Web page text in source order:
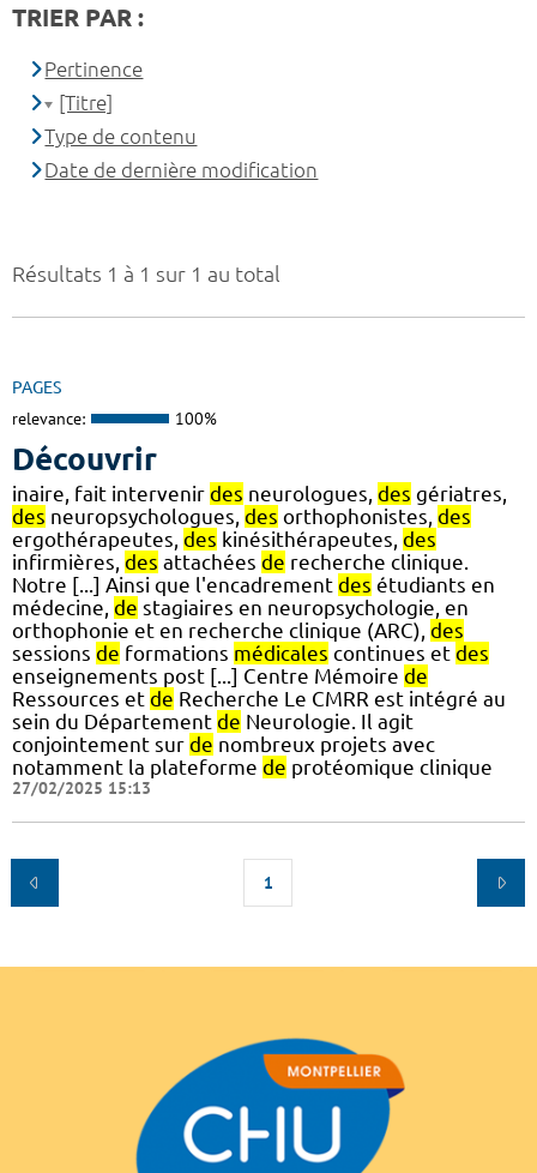
Résultats 1 à 1 sur 1 au total
PAGES
relevance: 100%
Découvrir
inaire, fait intervenir des neurologues, des gériatres,
des neuropsychologues, des orthophonistes, des
ergothérapeutes, des kinésithérapeutes, des
infirmières, des attachées de recherche clinique.
Notre [...] Ainsi que l'encadrement des étudiants en
médecine, de stagiaires en neuropsychologie, en
orthophonie et en recherche clinique (ARC), des
sessions de formations médicales continues et des
enseignements post [...] Centre Mémoire de
Ressources et de Recherche Le CMRR est intégré au
sein du Département de Neurologie. Il agit
conjointement sur de nombreux projets avec
notamment la plateforme de protéomique clinique
27/02/2025 15:13
1
TRIER PAR :
Pertinence
[Titre]
Type de contenu
Date de dernière modification